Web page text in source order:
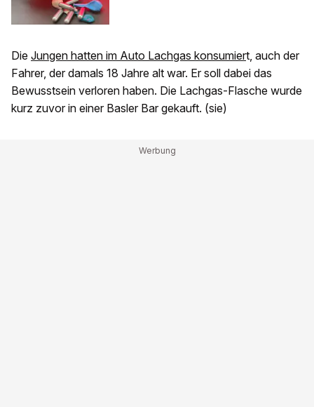
Die Jungen hatten im Auto Lachgas konsumiert, auch der
Fahrer, der damals 18 Jahre alt war. Er soll dabei das
Bewusstsein verloren haben. Die Lachgas-Flasche wurde
kurz zuvor in einer Basler Bar gekauft. (sie)